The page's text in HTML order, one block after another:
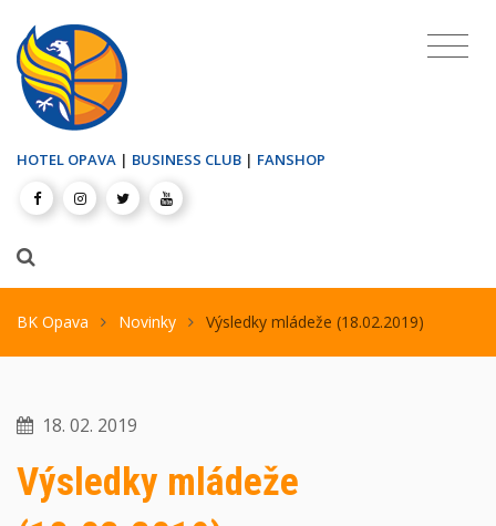
HOTEL OPAVA | BUSINESS CLUB | FANSHOP
BK Opava Novinky Výsledky mládeže (18.02.2019)
18. 02. 2019
Výsledky mládeže